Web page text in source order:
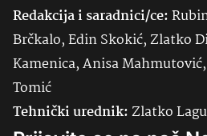
Redakcija i saradnici/ce:
Brčkalo, Edin Skokić, Zlatko
Kamenica, Anisa
Tomić
Tehnički urednik:Zlatko